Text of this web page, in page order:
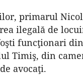
primarul
ilegală de
funcţionari
Timiş, din
avocaţi.